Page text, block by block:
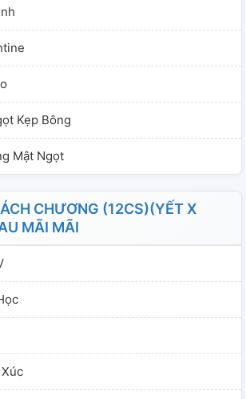
Kẹp Bông
Mật Ngọt
CHƯƠNG (12CS)(YẾT X
MÃI MÃI